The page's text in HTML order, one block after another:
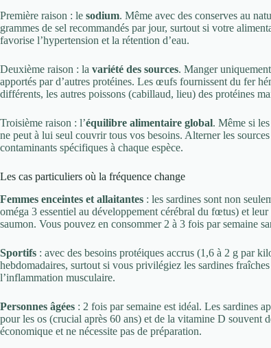
Première raison : le sodium. Même avec des conserves au
grammes de sel recommandés par jour, surtout si votre
favorise l’hypertension et la rétention d’eau.
Deuxième raison : la variété des sources. Manger
apportés par d’autres protéines. Les œufs fournissent du fer
différents, les autres poissons (cabillaud, lieu) des protéines
Troisième raison : l’équilibre alimentaire global. Même si
ne peut à lui seul couvrir tous vos besoins. Alterner les
contaminants spécifiques à chaque espèce.
Les cas particuliers où la fréquence change
Femmes enceintes et allaitantes : les sardines sont non
oméga 3 essentiel au développement cérébral du fœtus) et
saumon. Vous pouvez en consommer 2 à 3 fois par semaine
Sportifs : avec des besoins protéiques accrus (1,6 à 2 g par
hebdomadaires, surtout si vous privilégiez les sardines
l’inflammation musculaire.
Personnes âgées : 2 fois par semaine est idéal. Les sardines
pour les os (crucial après 60 ans) et de la vitamine D souvent
économique et ne nécessite pas de préparation.